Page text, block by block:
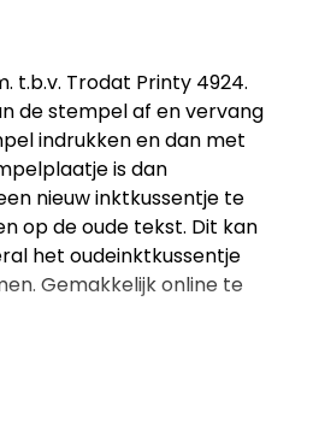
t.b.v. Trodat Printy 4924.
de stempel af en vervang
indrukken en dan met
is dan
nieuw inktkussentje te
op de oude tekst. Dit kan
het oudeinktkussentje
Gemakkelijk online te